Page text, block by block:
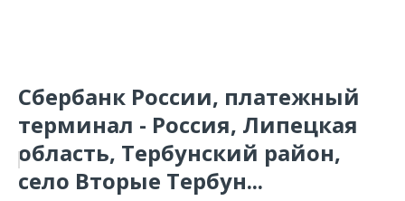
Сбербанк России, платежный
терминал - Россия, Липецкая
область, Тербунский район,
село Вторые Тербун...